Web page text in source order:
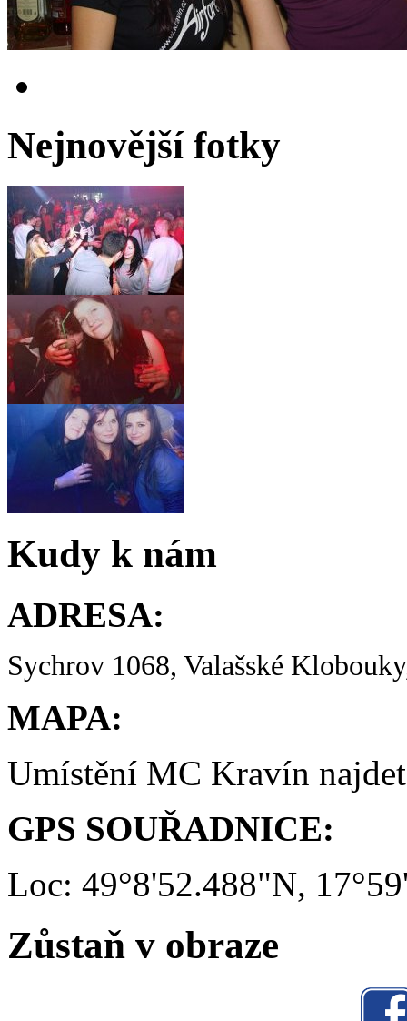
Nejnovější fotky
Kudy k nám
ADRESA:
Sychrov 1068, Valašské
MAPA:
Umístění MC Kravín
GPS SOUŘADNICE:
Loc: 49°8'52.488"N,
Zůstaň v obraze